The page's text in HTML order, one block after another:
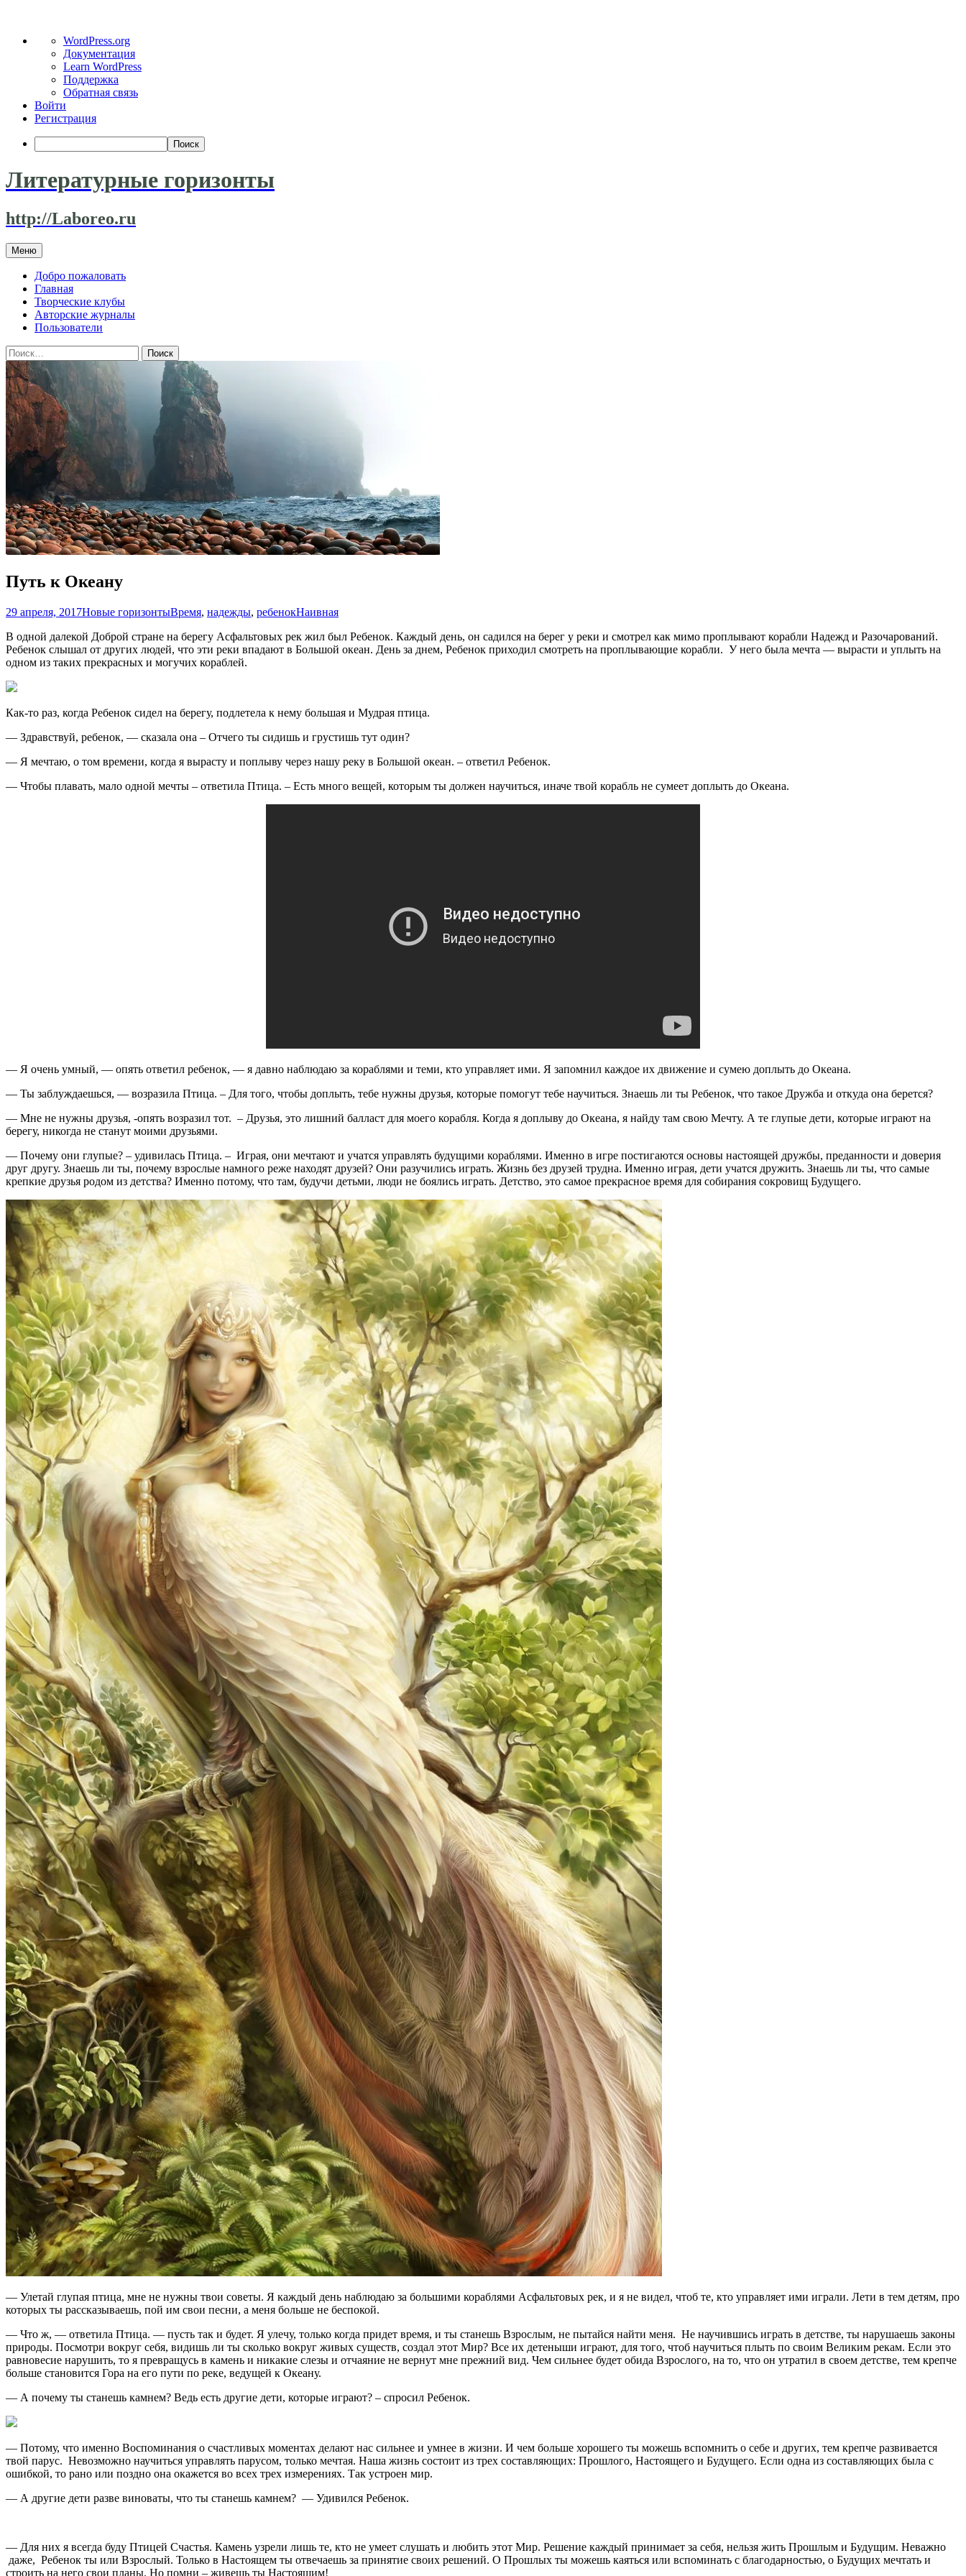
WordPress
WordPress.org
Документация
Learn WordPress
Поддержка
Обратная связь
Войти
Регистрация
Поиск
Литературные горизонты
http://Laboreo.ru
Меню Перейти
к
содержимому
Добро пожаловать
Главная
Творческие клубы
Авторские журналы
Пользователи
Найти:
Путь к Океану
29 апреля, 2017Новые горизонтыВремя, надежды, ребенокНаивная
В одной далекой Доброй стране на берегу Асфальтовых рек жил был Ребенок. Каждый день, он садился на берег у реки и смотрел как мимо проплывают корабли Надежд и Разочарований.
Ребенок слышал от других людей, что эти реки впадают в Большой океан. День за днем, Ребенок приходил смотреть на проплывающие корабли. У него была мечта — вырасти и уплыть на
одном из таких прекрасных и могучих кораблей.
Как-то раз, когда Ребенок сидел на берегу, подлетела к нему большая и Мудрая птица.
— Здравствуй, ребенок, — сказала она – Отчего ты сидишь и грустишь тут один?
— Я мечтаю, о том времени, когда я вырасту и поплыву через нашу реку в Большой океан. – ответил Ребенок.
— Чтобы плавать, мало одной мечты – ответила Птица. – Есть много вещей, которым ты должен научиться, иначе твой корабль не сумеет доплыть до Океана.
— Я очень умный, — опять ответил ребенок, — я давно наблюдаю за кораблями и теми, кто управляет ими. Я запомнил каждое их движение и сумею доплыть до Океана.
— Ты заблуждаешься, — возразила Птица. – Для того, чтобы доплыть, тебе нужны друзья, которые помогут тебе научиться. Знаешь ли ты Ребенок, что такое Дружба и откуда она берется?
— Мне не нужны друзья, -опять возразил тот. – Друзья, это лишний балласт для моего корабля. Когда я доплыву до Океана, я найду там свою Мечту. А те глупые дети, которые играют на
берегу, никогда не станут моими друзьями.
— Почему они глупые? – удивилась Птица. – Играя, они мечтают и учатся управлять будущими кораблями. Именно в игре постигаются основы настоящей дружбы, преданности и доверия
друг другу. Знаешь ли ты, почему взрослые намного реже находят друзей? Они разучились играть. Жизнь без друзей трудна. Именно играя, дети учатся дружить. Знаешь ли ты, что самые
крепкие друзья родом из детства? Именно потому, что там, будучи детьми, люди не боялись играть. Детство, это самое прекрасное время для собирания сокровищ Будущего.
— Улетай глупая птица, мне не нужны твои советы. Я каждый день наблюдаю за большими кораблями Асфальтовых рек, и я не видел, чтоб те, кто управляет ими играли. Лети в тем детям, про
которых ты рассказываешь, пой им свои песни, а меня больше не беспокой.
— Что ж, — ответила Птица. — пусть так и будет. Я улечу, только когда придет время, и ты станешь Взрослым, не пытайся найти меня. Не научившись играть в детстве, ты нарушаешь законы
природы. Посмотри вокруг себя, видишь ли ты сколько вокруг живых существ, создал этот Мир? Все их детеныши играют, для того, чтоб научиться плыть по своим Великим рекам. Если это
равновесие нарушить, то я превращусь в камень и никакие слезы и отчаяние не вернут мне прежний вид. Чем сильнее будет обида Взрослого, на то, что он утратил в своем детстве, тем крепче
больше становится Гора на его пути по реке, ведущей к Океану.
— А почему ты станешь камнем? Ведь есть другие дети, которые играют? – спросил Ребенок.
— Потому, что именно Воспоминания о счастливых моментах делают нас сильнее и умнее в жизни. И чем больше хорошего ты можешь вспомнить о себе и других, тем крепче развивается
твой парус. Невозможно научиться управлять парусом, только мечтая. Наша жизнь состоит из трех составляющих: Прошлого, Настоящего и Будущего. Если одна из составляющих была с
ошибкой, то рано или поздно она окажется во всех трех измерениях. Так устроен мир.
— А другие дети разве виноваты, что ты станешь камнем? — Удивился Ребенок.
— Для них я всегда буду Птицей Счастья. Камень узрели лишь те, кто не умеет слушать и любить этот Мир. Решение каждый принимает за себя, нельзя жить Прошлым и Будущим. Неважно
даже, Ребенок ты или Взрослый. Только в Настоящем ты отвечаешь за принятие своих решений. О Прошлых ты можешь каяться или вспоминать с благодарностью, о Будущих мечтать и
строить на него свои планы. Но помни – живешь ты Настоящим!